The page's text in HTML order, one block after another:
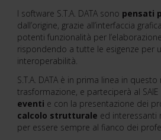
I software S.T.A. DATA sono pensati
dall’origine, grazie all’interfaccia
potenti funzionalità per
rispondendo a tutte le esigenze per
interoperabilità.
S.T.A. DATA è in prima linea in
trasformazione, e parteciperà al SAIE
eventi e con la presentazione dei
calcolo strutturale ed interessanti
per essere sempre al fianco dei